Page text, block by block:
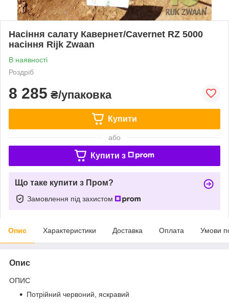
Насіння салату Кавернет/Cavernet RZ 5000
насіння Rijk Zwaan
В наявності
Роздріб
8 285 ₴/упаковка
Купити
або
Купити з
Що таке купити з Пром?
Замовлення під захистом
Опис Характеристики Доставка Оплата Умови
Опис
ОПИС
Потрійний червоний, яскравий